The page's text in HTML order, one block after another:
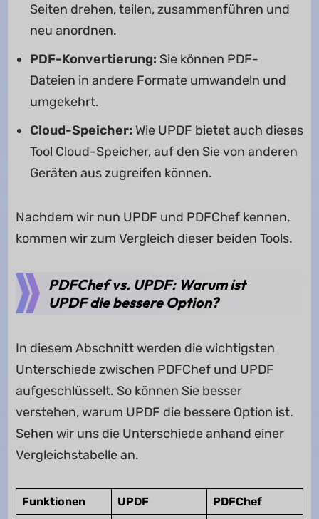
Seiten drehen, teilen, zusammenführen und
neu anordnen.
PDF-Konvertierung: Sie können PDF-
Dateien in andere Formate umwandeln und
umgekehrt.
Cloud-Speicher: Wie UPDF bietet auch dieses
Tool Cloud-Speicher, auf den Sie von anderen
Geräten aus zugreifen können.
Nachdem wir nun UPDF und PDFChef kennen,
kommen wir zum Vergleich dieser beiden Tools.
PDFChef vs. UPDF: Warum ist
UPDF die bessere Option?
In diesem Abschnitt werden die wichtigsten
Unterschiede zwischen PDFChef und UPDF
aufgeschlüsselt. So können Sie besser
verstehen, warum UPDF die bessere Option ist.
Sehen wir uns die Unterschiede anhand einer
Vergleichstabelle an.
Funktionen UPDF PDFChef